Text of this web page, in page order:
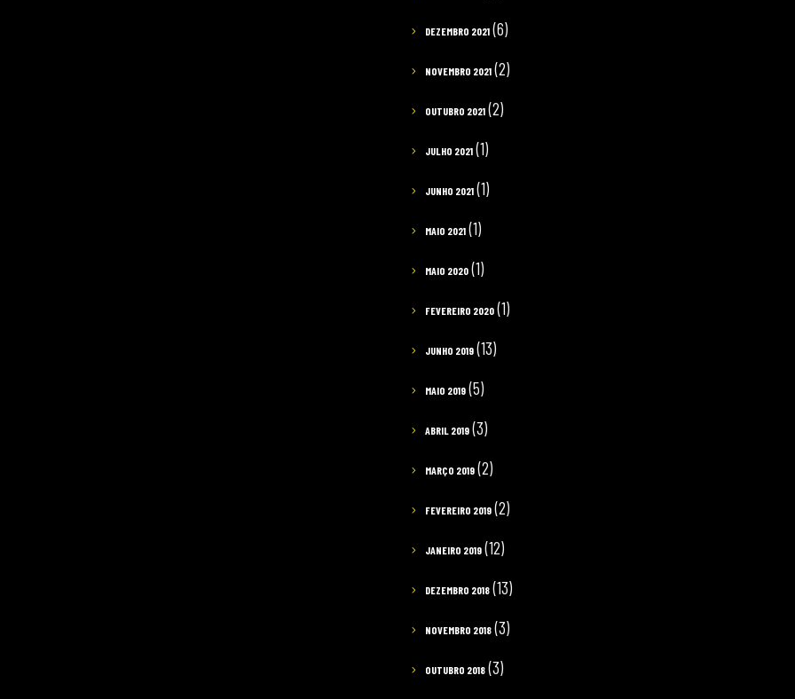
DEZEMBRO 2021 (6)
NOVEMBRO 2021 (2)
OUTUBRO 2021 (2)
JULHO 2021 (1)
JUNHO 2021 (1)
MAIO 2021 (1)
MAIO 2020 (1)
FEVEREIRO 2020 (1)
JUNHO 2019 (13)
MAIO 2019 (5)
ABRIL 2019 (3)
MARÇO 2019 (2)
FEVEREIRO 2019 (2)
JANEIRO 2019 (12)
DEZEMBRO 2018 (13)
NOVEMBRO 2018 (3)
OUTUBRO 2018 (3)